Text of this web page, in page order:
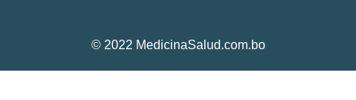
© 2022 MedicinaSalud.com.bo